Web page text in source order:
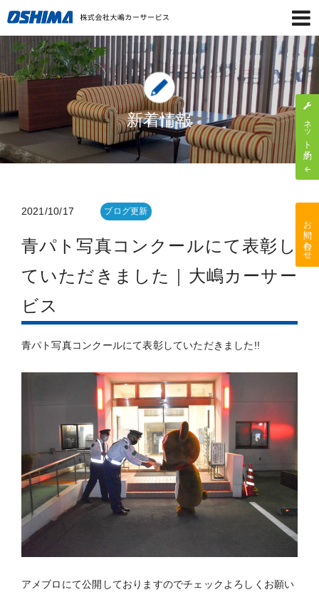
新着情報
2021/10/17 ブログ更新
青パト写真コンクールにて表彰し
ていただきました｜大嶋カーサー
ビス
青パト写真コンクールにて表彰していただきました!!
アメブロにて公開しておりますのでチェックよろしくお願い
ネット予約
お問い合わせ